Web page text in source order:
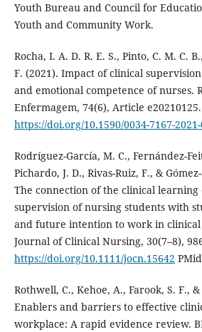
Youth Bureau and Council for
Youth and Community Work.
Rocha, I. A. D. R. E. S., Pinto, C. M. C.
F. (2021). Impact of clinical
and emotional competence of nurses.
Enfermagem, 74(6), Article e20210125.
https://doi.org/10.1590/0034-7167-
Rodríguez-García, M. C., Fernández-
Pichardo, J. D., Rivas-Ruiz, F., &
The connection of the clinical
supervision of nursing students with
and future intention to work in clinical
Journal of Clinical Nursing, 30(7–8),
https://doi.org/10.1111/jocn.15642
Rothwell, C., Kehoe, A., Farook, S. F.,
Enablers and barriers to effective
workplace: A rapid evidence review.